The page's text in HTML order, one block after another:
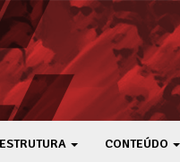
ESTRUTURA CONTEÚDO